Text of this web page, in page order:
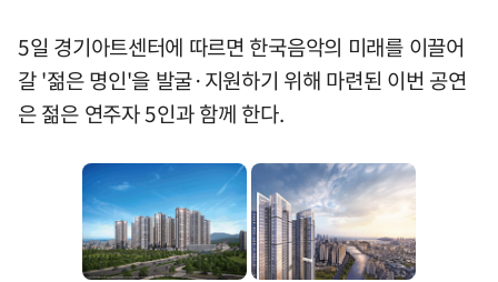
5일 경기아트센터에 따르면 한국음악의 미래를 이끌어
갈 '젊은 명인'을 발굴·지원하기 위해 마련된 이번 공연
은 젊은 연주자 5인과 함께 한다.